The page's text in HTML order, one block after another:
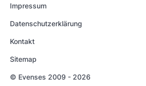
Impressum
Datenschutzerklärung
Kontakt
Sitemap
© Evenses 2009 - 2026